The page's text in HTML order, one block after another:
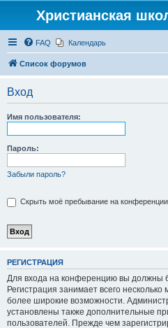
Христианская
FAQ Календарь
Список форумов
Вход
Имя пользователя:
Пароль:
Забыли пароль?
Скрыть моё пребывание на конференции
РЕГИСТРАЦИЯ
Для входа на конференцию вы должны
Регистрация занимает всего
более широкие возможности.
установлены также дополнительные
пользователей. Прежде чем